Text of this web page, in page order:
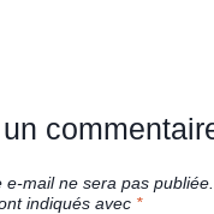
e-mail ne sera pas publiée.
indiqués avec *